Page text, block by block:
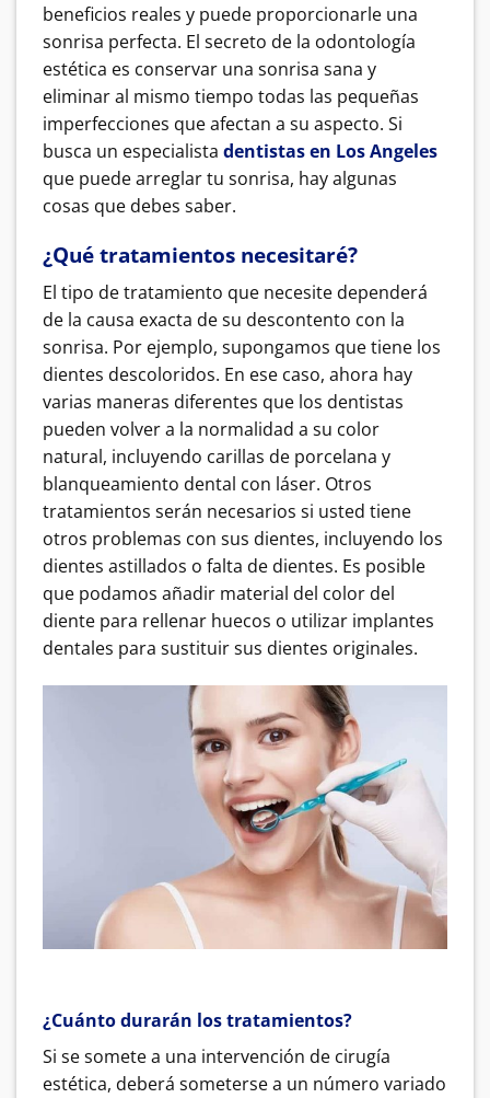
beneficios reales y puede proporcionarle una
sonrisa perfecta. El secreto de la odontología
estética es conservar una sonrisa sana y
eliminar al mismo tiempo todas las pequeñas
imperfecciones que afectan a su aspecto. Si
busca un especialista dentistas en Los Angeles
que puede arreglar tu sonrisa, hay algunas
cosas que debes saber.
¿Qué tratamientos necesitaré?
El tipo de tratamiento que necesite dependerá
de la causa exacta de su descontento con la
sonrisa. Por ejemplo, supongamos que tiene los
dientes descoloridos. En ese caso, ahora hay
varias maneras diferentes que los dentistas
pueden volver a la normalidad a su color
natural, incluyendo carillas de porcelana y
blanqueamiento dental con láser. Otros
tratamientos serán necesarios si usted tiene
otros problemas con sus dientes, incluyendo los
dientes astillados o falta de dientes. Es posible
que podamos añadir material del color del
diente para rellenar huecos o utilizar implantes
dentales para sustituir sus dientes originales.
¿Cuánto durarán los tratamientos?
Si se somete a una intervención de cirugía
estética, deberá someterse a un número variado